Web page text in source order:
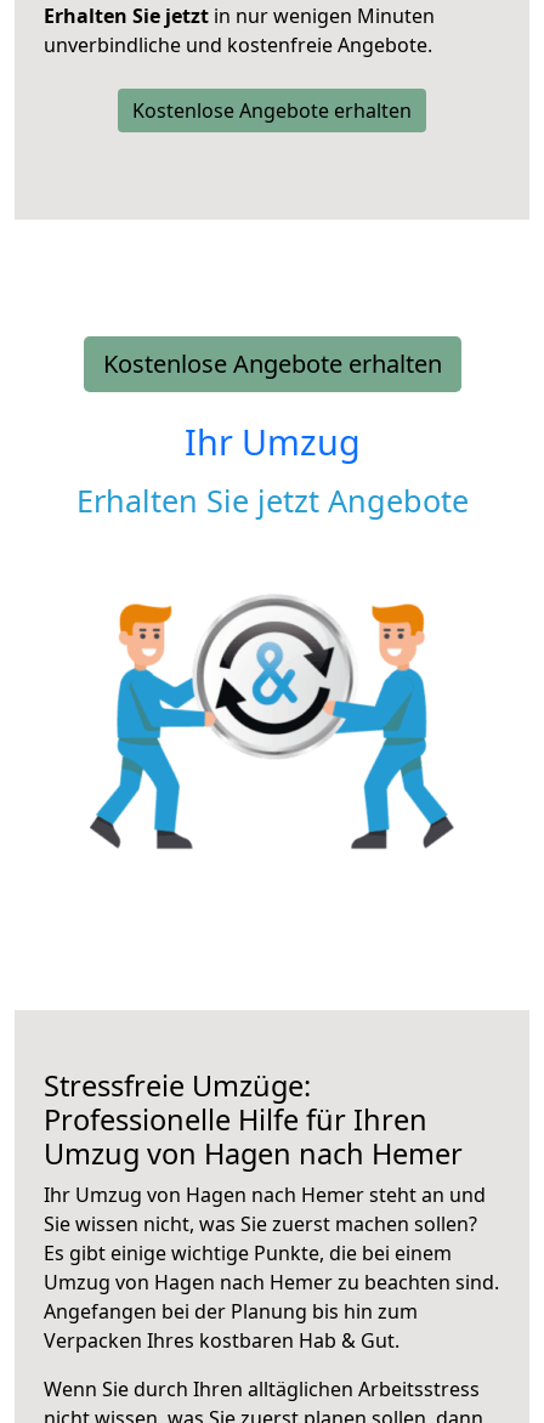
Erhalten Sie jetzt in nur wenigen Minuten
unverbindliche und kostenfreie Angebote.
Kostenlose Angebote erhalten
Kostenlose Angebote erhalten
Ihr Umzug
Erhalten Sie jetzt Angebote
Stressfreie Umzüge:
Professionelle Hilfe für Ihren
Umzug von Hagen nach Hemer
Ihr Umzug von Hagen nach Hemer steht an und
Sie wissen nicht, was Sie zuerst machen sollen?
Es gibt einige wichtige Punkte, die bei einem
Umzug von Hagen nach Hemer zu beachten sind.
Angefangen bei der Planung bis hin zum
Verpacken Ihres kostbaren Hab & Gut.
Wenn Sie durch Ihren alltäglichen Arbeitsstress